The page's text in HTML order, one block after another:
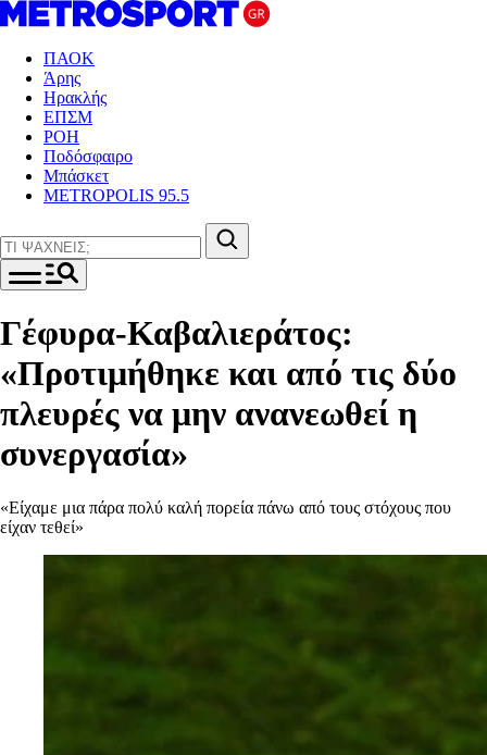
ΠΑΟΚ
Άρης
Ηρακλής
ΕΠΣΜ
ΡΟΗ
Ποδόσφαιρο
Μπάσκετ
METROPOLIS 95.5
Γέφυρα-Καβαλιεράτος:
«Προτιμήθηκε και από τις δύο
πλευρές να μην ανανεωθεί η
συνεργασία»
«Είχαμε μια πάρα πολύ καλή πορεία πάνω από τους στόχους που
είχαν τεθεί»